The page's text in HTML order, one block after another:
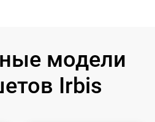
модели
Irbis